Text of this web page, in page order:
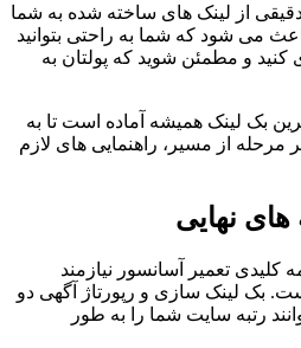
از لینک های ساخته شده به شما
می شود که شما به راحتی بتوانید
و مطمئن شوید که پولتان به
بک لینک همیشه آماده است تا به
از مسیر، راهنمایی های لازم
های نهایی
تعمیر آسانسور نیازمند
بک لینک سازی و رپورتاژ آگهی دو
رتبه سایت شما را به طور